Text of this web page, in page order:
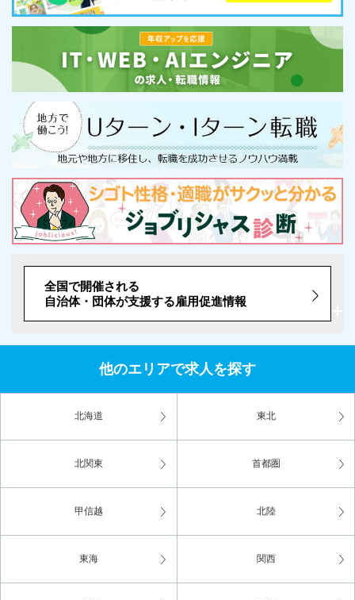
全国で開催される
自治体・団体が支援する雇用促進情報
他のエリアで求人を探す
北海道 東北
北関東 首都圏
甲信越 北陸
東海 関西